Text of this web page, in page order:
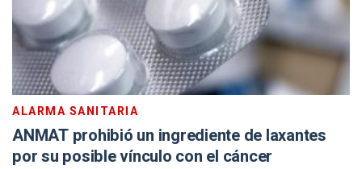
ALARMA SANITARIA
ANMAT prohibió un ingrediente de laxantes
por su posible vínculo con el cáncer